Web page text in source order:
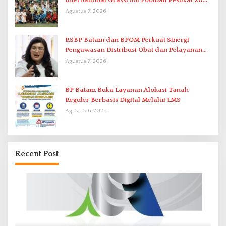
di Stadion Temenggung Abdul Jamal
Agustus 7, 2026
RSBP Batam dan BPOM Perkuat Sinergi
Pengawasan Distribusi Obat dan Pelayanan
Kefarmasian
Agustus 7, 2026
BP Batam Buka Layanan Alokasi Tanah
Reguler Berbasis Digital Melalui LMS
Agustus 6, 2026
Recent Post